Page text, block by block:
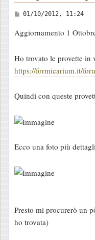
M
s
a
g
i
01/10/2012, 11:24
Aggiornamento 1
Ho trovato le provette in
https://formicarium.it/
Quindi con queste
Ecco una foto più
Presto mi procurerò un
ho trovata)